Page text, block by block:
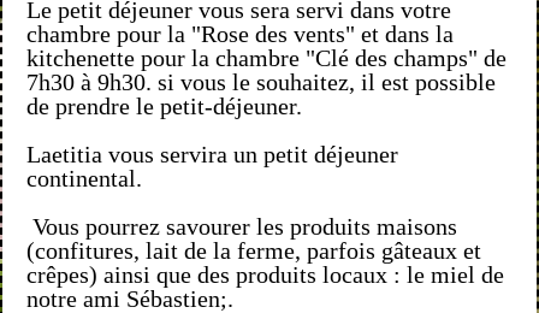
Le petit déjeuner vous sera servi dans votre
chambre pour la "Rose des vents" et dans la
kitchenette pour la chambre "Clé des champs" de
7h30 à 9h30. si vous le souhaitez, il est possible
de prendre le petit-déjeuner.
Laetitia vous servira un petit déjeuner
continental.
Vous pourrez savourer les produits maisons
(confitures, lait de la ferme, parfois gâteaux et
crêpes) ainsi que des produits locaux : le miel de
notre ami Sébastien;.